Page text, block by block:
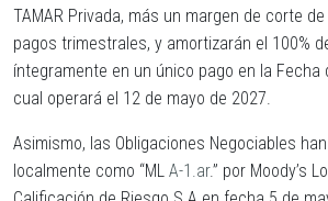
TAMAR Privada, más un margen de corte
pagos trimestrales, y amortizarán el 100%
íntegramente en un único pago en la Fecha
cual operará el 12 de mayo de 2027.
Asimismo, las Obligaciones Negociables
localmente como “ML A-1.ar.” por Moody’s